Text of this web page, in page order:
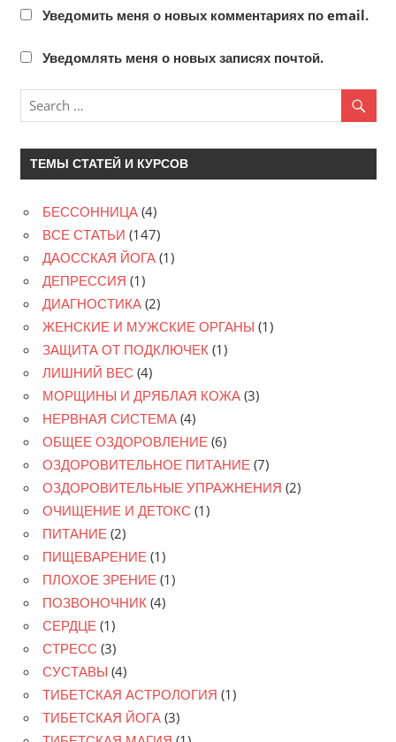
Уведомить меня о новых комментариях по email.
Уведомлять меня о новых записях почтой.
ТЕМЫ СТАТЕЙ И КУРСОВ
БЕССОННИЦА (4)
ВСЕ СТАТЬИ (147)
ДАОССКАЯ ЙОГА (1)
ДЕПРЕССИЯ (1)
ДИАГНОСТИКА (2)
ЖЕНСКИЕ И МУЖСКИЕ ОРГАНЫ (1)
ЗАЩИТА ОТ ПОДКЛЮЧЕК (1)
ЛИШНИЙ ВЕС (4)
МОРЩИНЫ И ДРЯБЛАЯ КОЖА (3)
НЕРВНАЯ СИСТЕМА (4)
ОБЩЕЕ ОЗДОРОВЛЕНИЕ (6)
ОЗДОРОВИТЕЛЬНОЕ ПИТАНИЕ (7)
ОЗДОРОВИТЕЛЬНЫЕ УПРАЖНЕНИЯ (2)
ОЧИЩЕНИЕ И ДЕТОКС (1)
ПИТАНИЕ (2)
ПИЩЕВАРЕНИЕ (1)
ПЛОХОЕ ЗРЕНИЕ (1)
ПОЗВОНОЧНИК (4)
СЕРДЦЕ (1)
СТРЕСС (3)
СУСТАВЫ (4)
ТИБЕТСКАЯ АСТРОЛОГИЯ (1)
ТИБЕТСКАЯ ЙОГА (3)